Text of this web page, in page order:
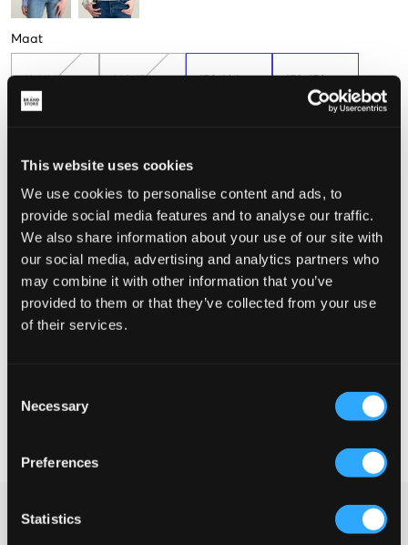
This website uses cookies
We use cookies to personalise content and ads, to
provide social media features and to analyse our traffic.
We also share information about your use of our site with
our social media, advertising and analytics partners who
may combine it with other information that you’ve
provided to them or that they’ve collected from your use
of their services.
Selection
Necessary
Preferences
Statistics
Maat
over
182-188
Nog 3 over
De maat lijkt
Te klein Perfect
Recht op herroeping binnen 60 dagen
One shoulder-top met opvallende asymmetrische schouder van
Grunt. De pasvorm is aansluitend en deze top is mooi bij zowel